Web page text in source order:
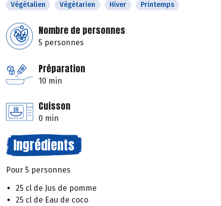
Végétalien
Végétarien Hiver Printemps
Nombre de personnes
5 personnes
Préparation
10 min
Cuisson
0 min
Ingrédients
Pour 5 personnes
25 cl de Jus de pomme
25 cl de Eau de coco